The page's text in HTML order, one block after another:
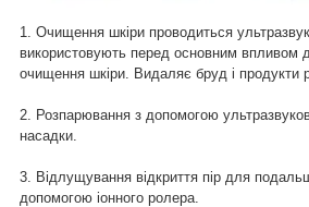
1. Очищення шкіри проводиться
використовують перед основним впливом
очищення шкіри. Видаляє бруд і продукти
2. Розпарювання з допомогою
насадки.
3. Відлущування відкриття пір для
допомогою іонного ролера.